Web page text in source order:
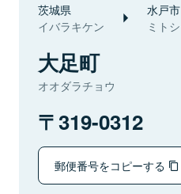
茨城県
イバラキケン
水戸市
ミトシ
大足町
オオダラチョウ
319-0312
郵便番号をコピーする